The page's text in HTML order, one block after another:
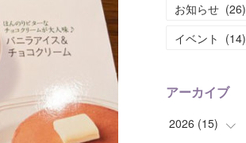
お知らせ (26)
イベント (14)
アーカイブ
2026 (15)